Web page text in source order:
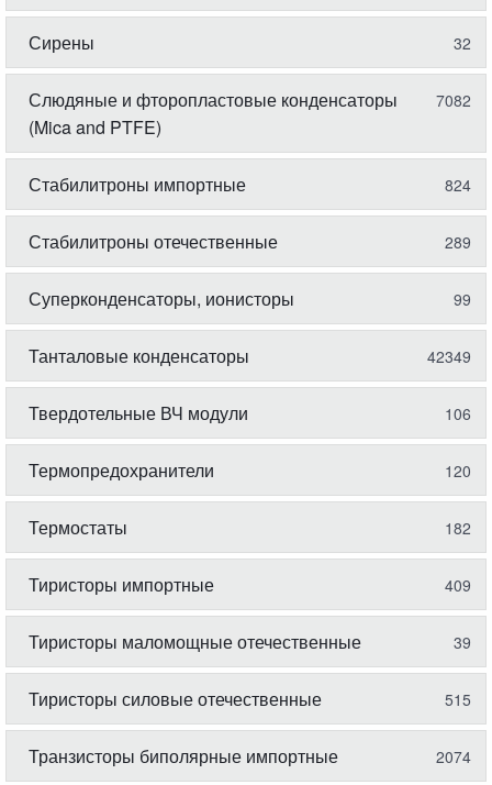
Сирены 32
Слюдяные и фторопластовые конденсаторы
(Mica and PTFE)
7082
Стабилитроны импортные 824
Стабилитроны отечественные 289
Суперконденсаторы, ионисторы 99
Танталовые конденсаторы 42349
Твердотельные ВЧ модули 106
Термопредохранители 120
Термостаты 182
Тиристоры импортные 409
Тиристоры маломощные отечественные 39
Тиристоры силовые отечественные 515
Транзисторы биполярные импортные 2074